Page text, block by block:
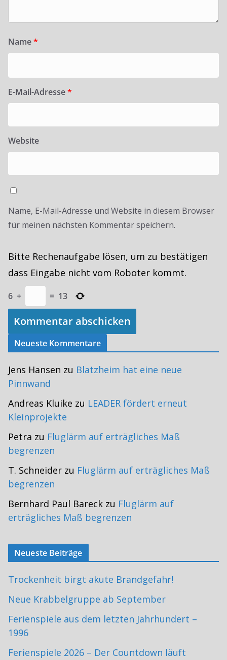
Name*
E-Mail-Adresse*
Website
Name, E-Mail-Adresse und Website in diesem Browser
für meinen nächsten Kommentar speichern.
Bitte Rechenaufgabe lösen, um zu bestätigen
dass Eingabe nicht vom Roboter kommt.
6 + = 13
Neueste Kommentare
Jens Hansen zu Blatzheim hat eine neue
Pinnwand
Andreas Kluike zu LEADER fördert erneut
Kleinprojekte
Petra zu Fluglärm auf erträgliches Maß
begrenzen
T. Schneider zu Fluglärm auf erträgliches Maß
begrenzen
Bernhard Paul Bareck zu Fluglärm auf
erträgliches Maß begrenzen
Neueste Beiträge
Trockenheit birgt akute Brandgefahr!
Neue Krabbelgruppe ab September
Ferienspiele aus dem letzten Jahrhundert –
1996
Ferienspiele 2026 – Der Countdown läuft